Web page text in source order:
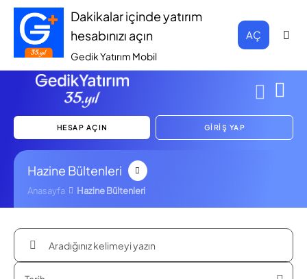
Dakikalar içinde yatırım
hesabınızı açın
Gedik Yatırım Mobil
AÇ
HESAP AÇIN GİRİŞ YAP
Hazine Bültenleri
Anasayfa Hazine Bültenleri